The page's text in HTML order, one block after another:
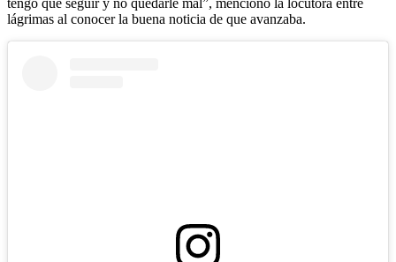
tengo que seguir y no quedarle mal”, mencionó la locutora entre
lágrimas al conocer la buena noticia de que avanzaba.